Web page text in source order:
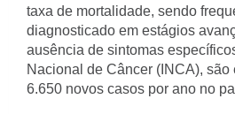
taxa de mortalidade, sendo
diagnosticado em estágios
ausência de sintomas
Nacional de Câncer (INCA), são
6.650 novos casos por ano no